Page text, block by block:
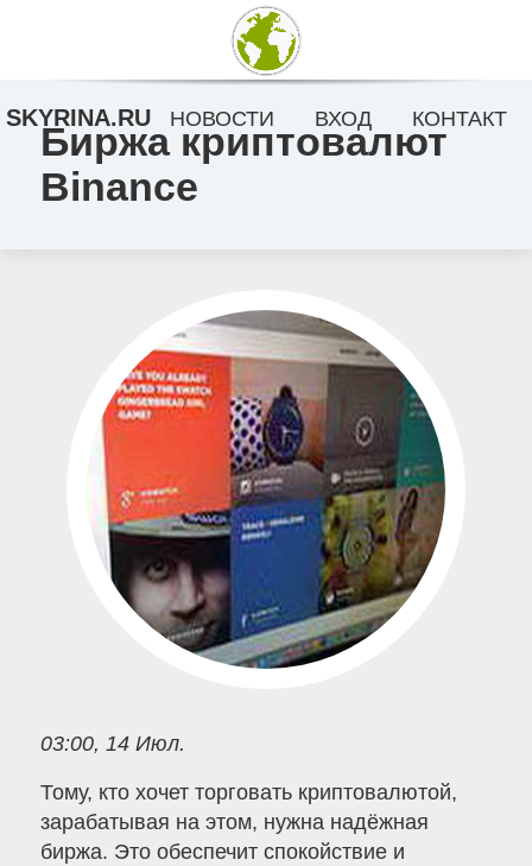
Биржа криптовалют
Binance
03:00, 14 Июл.
Тому, кто хочет торговать криптовалютой,
зарабатывая на этом, нужна надёжная
биржа. Это обеспечит спокойствие и
SKYRINA.RU НОВОСТИ ВХОД КОНТАКТ